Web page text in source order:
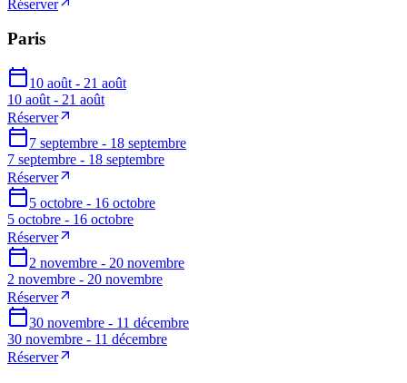
Réserver
Paris
10 août - 21 août
10 août - 21 août
Réserver
7 septembre - 18 septembre
7 septembre - 18 septembre
Réserver
5 octobre - 16 octobre
5 octobre - 16 octobre
Réserver
2 novembre - 20 novembre
2 novembre - 20 novembre
Réserver
30 novembre - 11 décembre
30 novembre - 11 décembre
Réserver